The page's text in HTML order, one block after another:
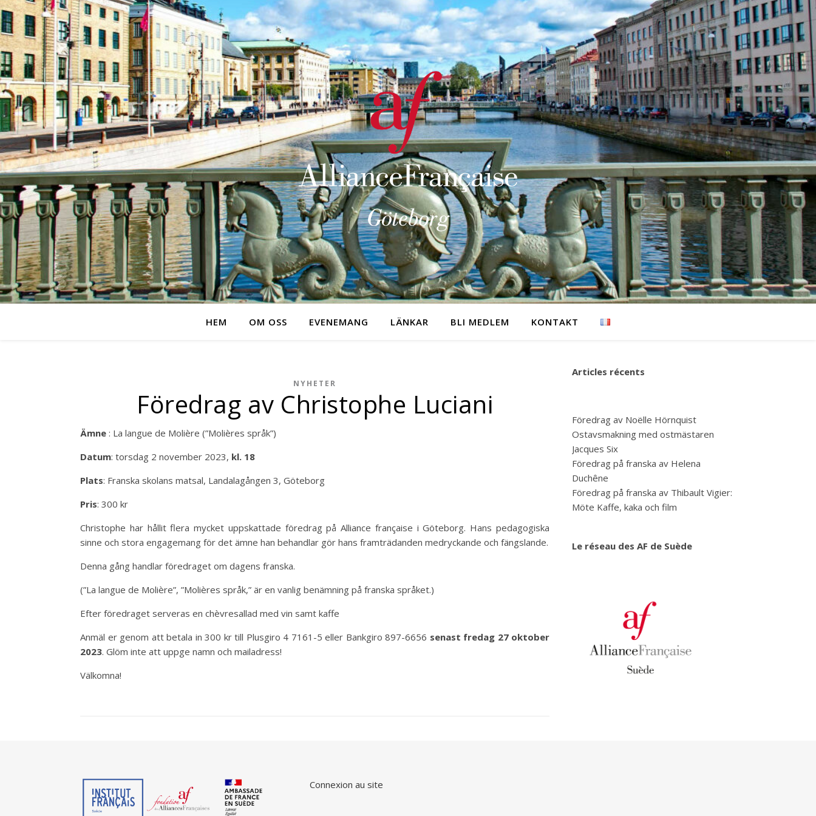
HEM OM OSS EVENEMANG LÄNKAR BLI MEDLEM KONTAKT
NYHETER
Föredrag av Christophe Luciani
Ämne : La langue de Molière (”Molières språk”)
Datum: torsdag 2 november 2023, kl. 18
Plats: Franska skolans matsal, Landalagången 3, Göteborg
Pris: 300 kr
Christophe har hållit flera mycket uppskattade föredrag på Alliance française i Göteborg. Hans pedagogiska
sinne och stora engagemang för det ämne han behandlar gör hans framträdanden medryckande och fängslande.
Denna gång handlar föredraget om dagens franska.
(”La langue de Molière”, ”Molières språk,” är en vanlig benämning på franska språket.)
Efter föredraget serveras en chèvresallad med vin samt kaffe
Anmäl er genom att betala in 300 kr till Plusgiro 4 7161-5 eller Bankgiro 897-6656 senast fredag 27 oktober
2023. Glöm inte att uppge namn och mailadress!
Välkomna!
Articles récents
Föredrag av Noëlle Hörnquist
Ostavsmakning med ostmästaren
Jacques Six
Föredrag på franska av Helena
Duchêne
Föredrag på franska av Thibault Vigier:
Möte Kaffe, kaka och film
Le réseau des AF de Suède
Connexion au site